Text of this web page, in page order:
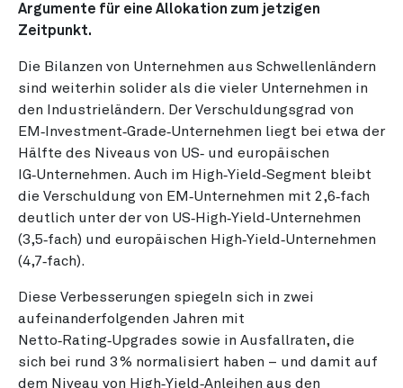
Argumente für eine Allokation zum jetzigen
Zeitpunkt.
Die Bilanzen von Unternehmen aus Schwellenländern
sind weiterhin solider als die vieler Unternehmen in
den Industrieländern. Der Verschuldungsgrad von
EM‑Investment‑Grade‑Unternehmen liegt bei etwa der
Hälfte des Niveaus von US‑ und europäischen
IG‑Unternehmen. Auch im High‑Yield‑Segment bleibt
die Verschuldung von EM‑Unternehmen mit 2,6‑fach
deutlich unter der von US‑High‑Yield‑Unternehmen
(3,5‑fach) und europäischen High‑Yield‑Unternehmen
(4,7‑fach).
Diese Verbesserungen spiegeln sich in zwei
aufeinanderfolgenden Jahren mit
Netto‑Rating‑Upgrades sowie in Ausfallraten, die
sich bei rund 3 % normalisiert haben – und damit auf
dem Niveau von High‑Yield‑Anleihen aus den